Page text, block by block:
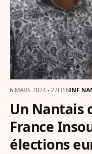
6 MARS 2024 - 22H16INF
Un Nantais
France
élections